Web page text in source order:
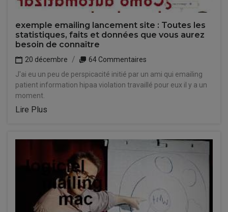
exemple emailing lancement site : Toutes les
statistiques, faits et données que vous aurez
besoin de connaître
20 décembre
64 Commentaires
J'ai eu un peu de perspicacité initié par un ami qui emailing
patient information hipaa violation travaillé pour eux il y a un
moment.
Lire Plus